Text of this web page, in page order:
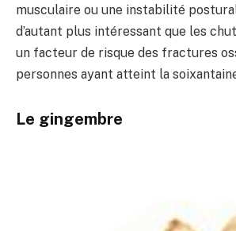
musculaire ou une instabilité
d’autant plus intéressant que les
un facteur de risque des fractures
personnes ayant atteint la
Le gingembre